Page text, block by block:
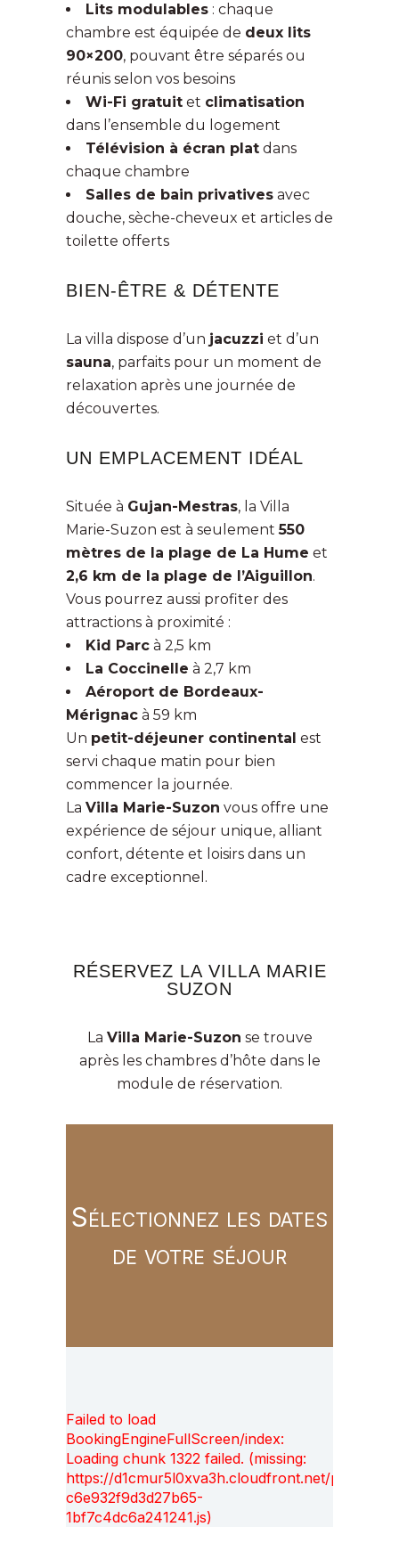
Lits modulables : chaque
chambre est équipée de deux lits
90×200, pouvant être séparés ou
réunis selon vos besoins
Wi-Fi gratuit et climatisation
dans l’ensemble du logement
Télévision à écran plat dans
chaque chambre
Salles de bain privatives avec
douche, sèche-cheveux et articles de
toilette offerts
BIEN-ÊTRE & DÉTENTE
La villa dispose d’un jacuzzi et d’un
sauna, parfaits pour un moment de
relaxation après une journée de
découvertes.
UN EMPLACEMENT IDÉAL
Située à Gujan-Mestras, la Villa
Marie-Suzon est à seulement550
mètres de la plage de La Hume et
2,6 km de la plage de l’Aiguillon.
Vous pourrez aussi profiter des
attractions à proximité :
Kid Parc à 2,5 km
La Coccinelle à 2,7 km
Aéroport de Bordeaux-
Mérignac à 59 km
Un petit-déjeuner continental est
servi chaque matin pour bien
commencer la journée.
La Villa Marie-Suzon vous offre une
expérience de séjour unique, alliant
confort, détente et loisirs dans un
cadre exceptionnel.
RÉSERVEZ LA VILLA MARIE
SUZON
La Villa Marie-Suzon se trouve
après les chambres d’hôte dans le
module de réservation.